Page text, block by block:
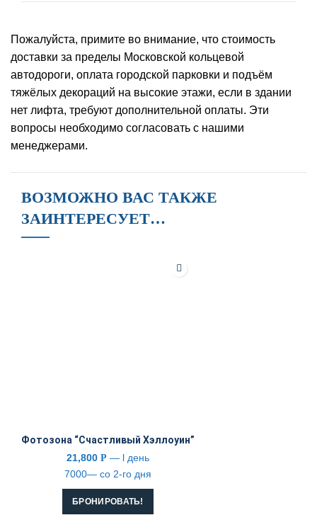
Пожалуйста, примите во внимание, что стоимость
доставки за пределы Московской кольцевой
автодороги, оплата городской парковки и подъём
тяжёлых декораций на высокие этажи, если в здании
нет лифта, требуют дополнительной оплаты. Эти
вопросы необходимо согласовать с нашими
менеджерами.
ВОЗМОЖНО ВАС ТАКЖЕ
ЗАИНТЕРЕСУЕТ…
Фотозона “Счастливый Хэллоуин”
21,800 Р — l день
7000— со 2-го дня
БРОНИРОВАТЬ!